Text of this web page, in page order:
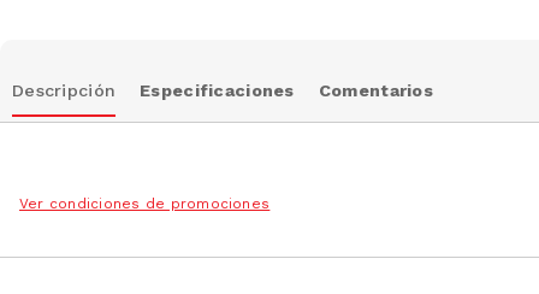
Descripción Especificaciones Comentarios
Ver condiciones de promociones